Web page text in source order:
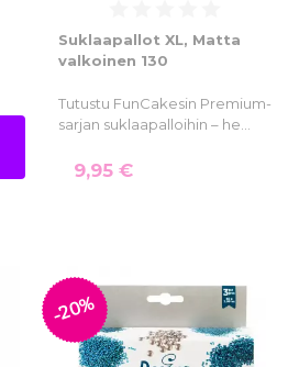
Suklaapallot XL, Matta
valkoinen 130
Tutustu FunCakesin Premium-
sarjan suklaapalloihin – he…
9,95 €
-20%